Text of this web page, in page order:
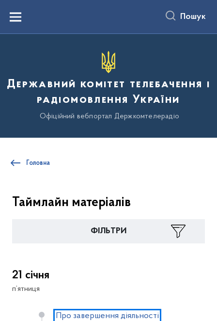
вмістуMenu Пошук
Державний комітет телебачення і
радіомовлення України
Офіційний вебпортал Держкомтелерадіо
Головна
Таймлайн матеріалів
ФІЛЬТРИ
21 січня
п’ятниця
Про завершення діяльності